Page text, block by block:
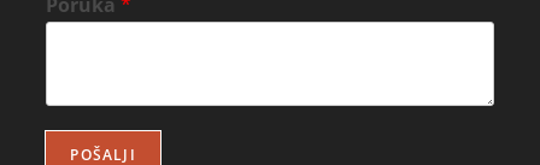
POŠALJI